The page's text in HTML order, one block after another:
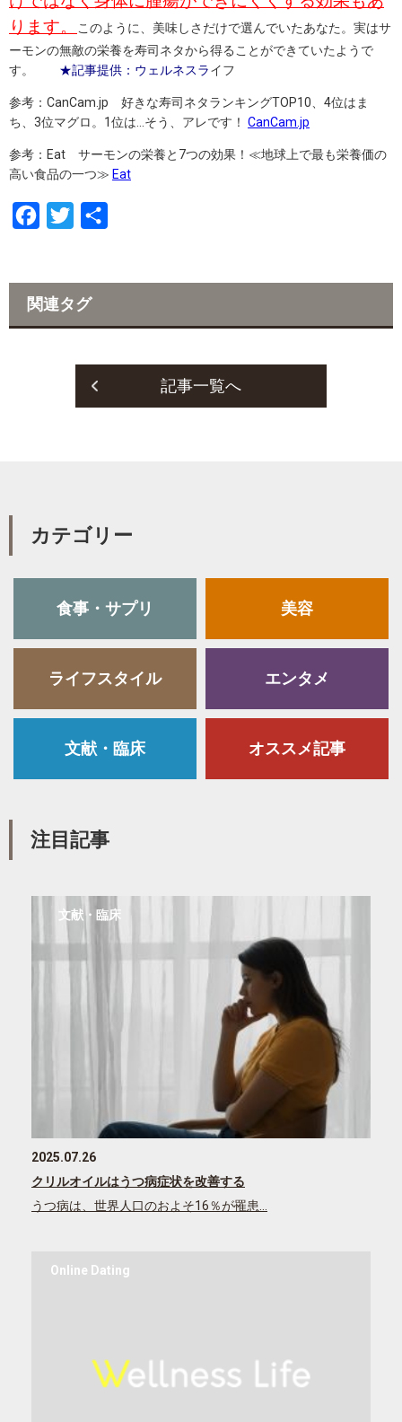
ります。
このように、美味しさだけで選んでいたあなた。実はサ
ーモンの無敵の栄養を寿司ネタから得ることができていたようで
す。 ★記事提供：ウェルネスライフ
参考：CanCam.jp 好きな寿司ネタランキングTOP10、4位はま
ち、3位マグロ。1位は…そう、アレです！ CanCam.jp
参考：Eat サーモンの栄養と7つの効果！≪地球上で最も栄養価の
高い食品の一つ≫ Eat
e
b
t
関連タグ
記事一覧へ
カテゴリー
食事・サプリ 美容
ライフスタイル エンタメ
文献・臨床 オススメ記事
注目記事
文献・臨床
2025.07.26
クリルオイルはうつ病症状を改善する
うつ病は、世界人口のおよそ16％が罹患…
Online Dating